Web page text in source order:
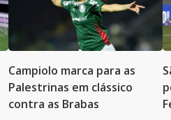
Campiolo marca para as
Palestrinas em clássico
contra as Brabas